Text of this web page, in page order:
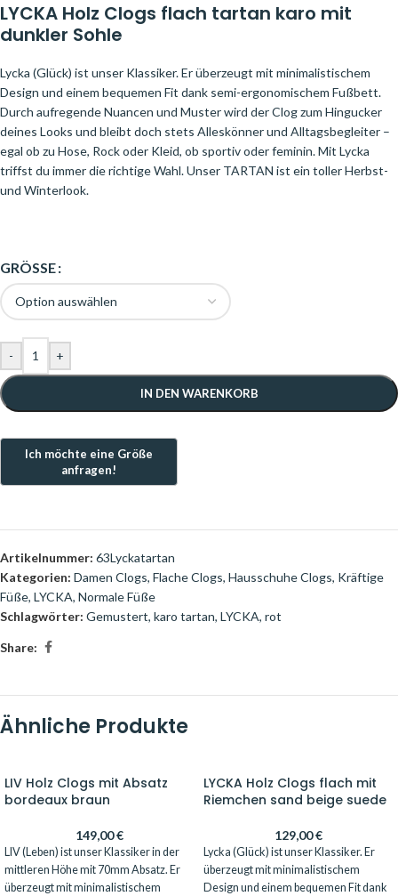
LYCKA Holz Clogs flach tartan karo mit
dunkler Sohle
Lycka (Glück) ist unser Klassiker. Er überzeugt mit minimalistischem
Design und einem bequemen Fit dank semi-ergonomischem Fußbett.
Durch aufregende Nuancen und Muster wird der Clog zum Hingucker
deines Looks und bleibt doch stets Alleskönner und Alltagsbegleiter –
egal ob zu Hose, Rock oder Kleid, ob sportiv oder feminin. Mit Lycka
triffst du immer die richtige Wahl. Unser TARTAN ist ein toller Herbst-
und Winterlook.
GRÖSSE
- +
IN DEN WARENKORB
Artikelnummer: 63Lyckatartan
Kategorien: Damen Clogs, Flache Clogs, Hausschuhe Clogs, Kräftige
Füße, LYCKA, Normale Füße
Schlagwörter: Gemustert, karo tartan, LYCKA, rot
Share:
Ähnliche Produkte
LIV Holz Clogs mit Absatz
bordeaux braun
149,00€
LIV (Leben) ist unser Klassiker in der
mittleren Höhe mit 70mm Absatz. Er
überzeugt mit minimalistischem
LYCKA Holz Clogs flach mit
Riemchen sand beige suede
129,00€
Lycka (Glück) ist unser Klassiker. Er
überzeugt mit minimalistischem
Design und einem bequemen Fit dank